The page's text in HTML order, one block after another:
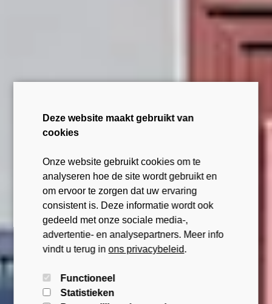
Deze website maakt gebruikt van
cookies
Onze website gebruikt cookies om te
analyseren hoe de site wordt gebruikt en
om ervoor te zorgen dat uw ervaring
consistent is. Deze informatie wordt ook
gedeeld met onze sociale media-,
advertentie- en analysepartners. Meer info
vindt u terug in ons privacybeleid.
Functioneel
Statistieken